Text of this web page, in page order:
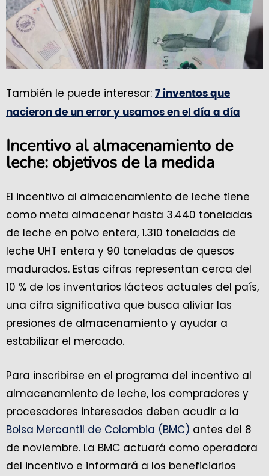
También le puede interesar: 7 inventos que
nacieron de un error y usamos en el día a día
Incentivo al almacenamiento de
leche: objetivos de la medida
El incentivo al almacenamiento de leche tiene
como meta almacenar hasta 3.440 toneladas
de leche en polvo entera, 1.310 toneladas de
leche UHT entera y 90 toneladas de quesos
madurados. Estas cifras representan cerca del
10 % de los inventarios lácteos actuales del país,
una cifra significativa que busca aliviar las
presiones de almacenamiento y ayudar a
estabilizar el mercado.
Para inscribirse en el programa del incentivo al
almacenamiento de leche, los compradores y
procesadores interesados deben acudir a la
Bolsa Mercantil de Colombia (BMC) antes del 8
de noviembre. La BMC actuará como operadora
del incentivo e informará a los beneficiarios